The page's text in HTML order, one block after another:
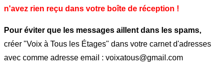
n'avez rien reçu dans votre boîte de réception !
Pour éviter que les messages aillent dans les spams,
créer "Voix à Tous les Étages" dans votre carnet d'adresses
avec comme adresse email : voixatous@gmail.com